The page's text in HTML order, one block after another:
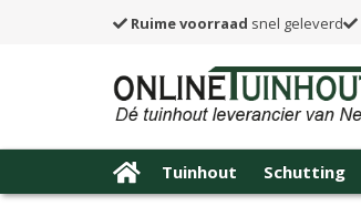
Ruime voorraad snel geleverd
Tuinhout Schutting